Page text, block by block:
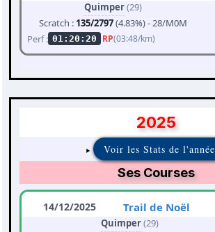
Quimper(29)
Scratch : 135/2797(4.83%) - 28/M0M
Perf : 01:20:20 RP(03:48/km)
2025
Voir les Stats de l'année
Ses Courses
14/12/2025 Trail de Noël
Quimper(29)